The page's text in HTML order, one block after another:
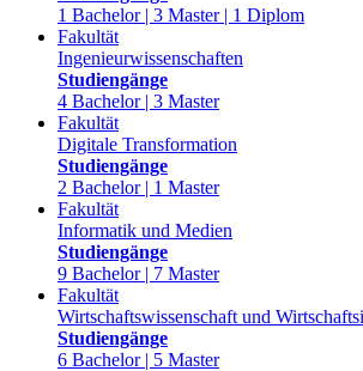
1 Bachelor | 3 Master | 1 Diplom
Fakultät
Ingenieurwissenschaften
Studiengänge
4 Bachelor | 3 Master
Fakultät
Digitale Transformation
Studiengänge
2 Bachelor | 1 Master
Fakultät
Informatik und Medien
Studiengänge
9 Bachelor | 7 Master
Fakultät
Wirtschaftswissenschaft und
Studiengänge
6 Bachelor | 5 Master